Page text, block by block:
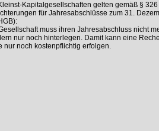
Kapitalgesellschaften gelten gemäß § 326
für Jahresabschlüsse zum 31.
muss ihren Jahresabschluss nicht
nur noch hinterlegen. Damit kann eine
nur noch kostenpflichtig erfolgen.